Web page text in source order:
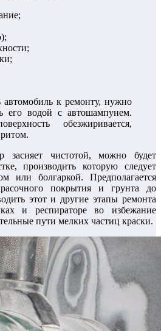
автомобиль к ремонту, нужно
его водой с автошампунем.
обезжиривается,
засияет чистотой, можно будет
производить которую следует
или болгаркой. Предполагается
покрытия и грунта до
этот и другие этапы ремонта
и респираторе во избежание
пути мелких частиц краски.